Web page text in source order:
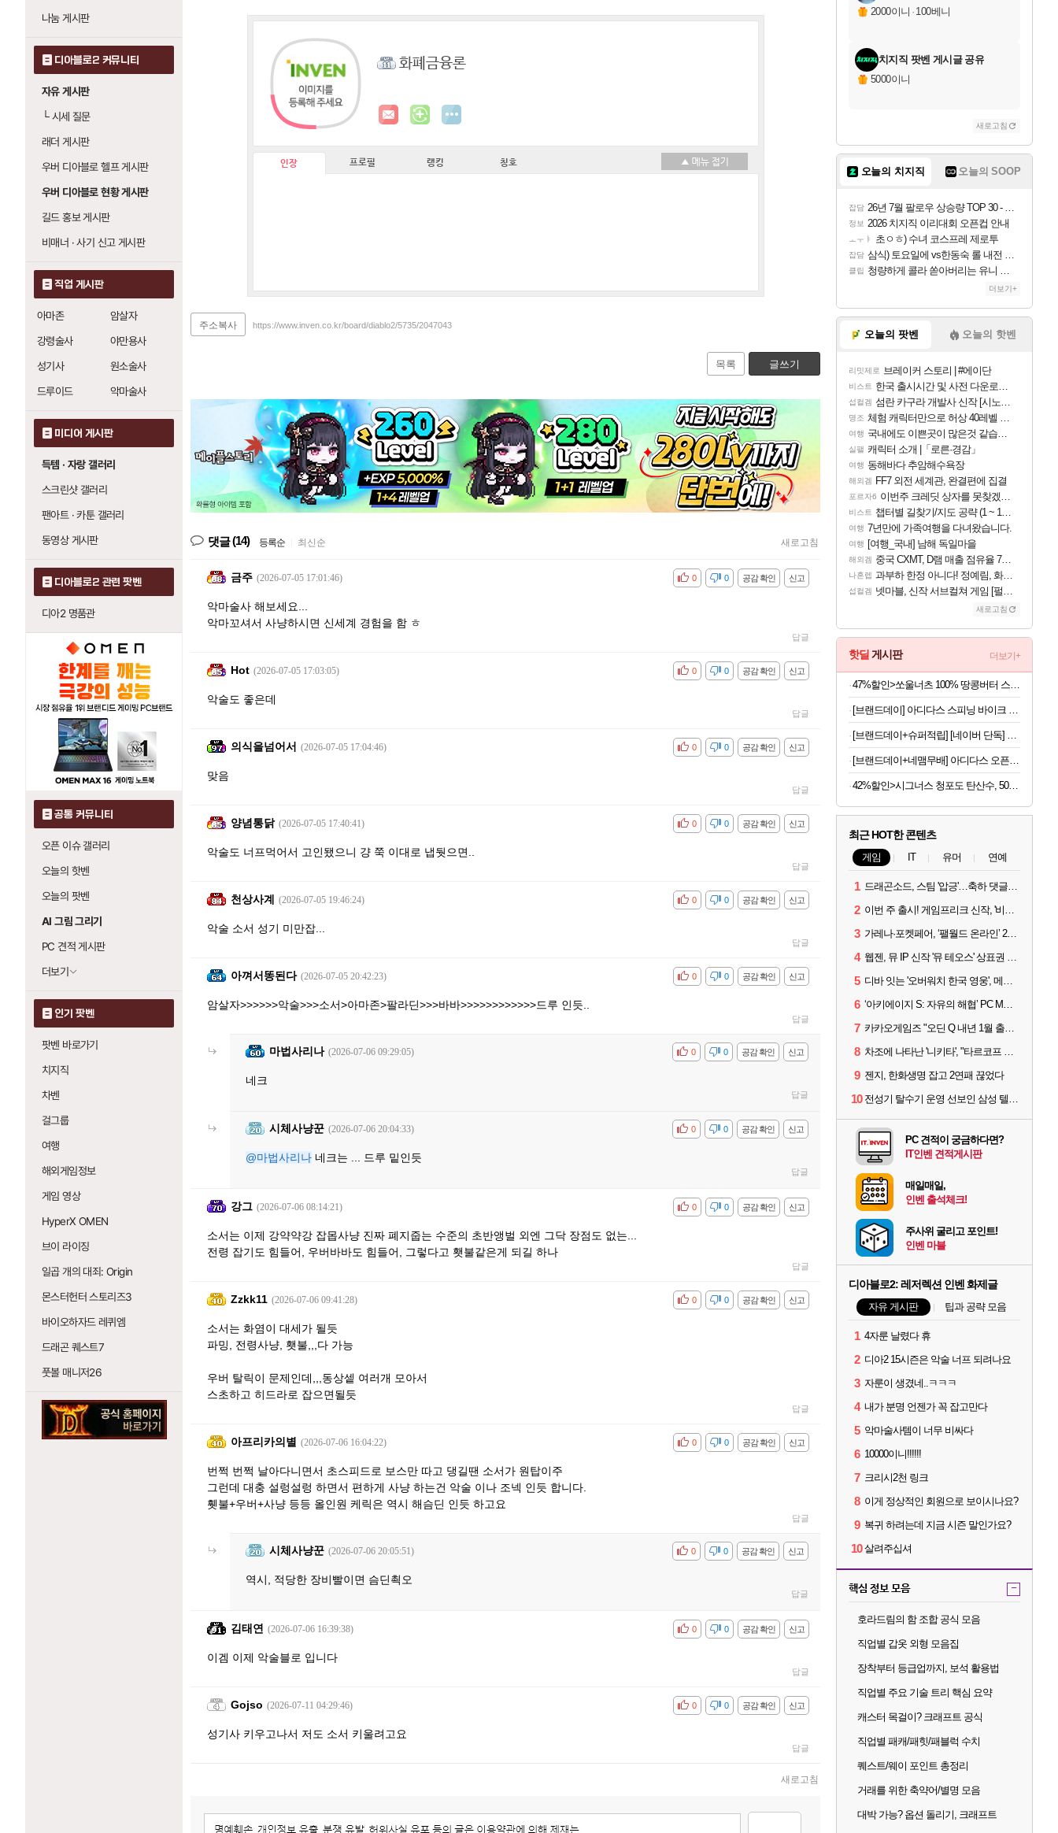
나눔 게시판
디아블로2 커뮤니티
자유 게시판
└시세 질문
래더 게시판
우버 디아블로 헬프 게시판
우버 디아블로 현황 게시판
길드 홍보 게시판
비매너 · 사기 신고 게시판
직업 게시판
아마존
암살자
강령술사
야만용사
성기사
원소술사
드루이드
악마술사
미디어 게시판
득템 · 자랑 갤러리
스크린샷 갤러리
팬아트 · 카툰 갤러리
동영상 게시판
디아블로2 관련 팟벤
디아2 명품관
공통 커뮤니티
오픈 이슈 갤러리
오늘의 핫벤
오늘의 팟벤
AI 그림 그리기
PC 견적 게시판
더보기
인기 팟벤
팟벤 바로가기
치지직
차벤
걸그룹
여행
해외게임정보
게임 영상
HyperX OMEN
브이 라이징
일곱 개의 대죄: Origin
몬스터헌터 스토리즈3
바이오하자드 레퀴엠
드래곤 퀘스트7
풋볼 매니저26
화폐금융론
인장 프로필 랭킹 칭호
주소복사 https://www.inven.co.kr/board/diablo2/5735/2047043
목록 글쓰기
댓글(14) 등록순 최신순 새로고침
금주 (2026-07-05 17:01:46) 신고
공감 확인
비공감 0
0
악마술사 해보세요...
악마꼬셔서 사냥하시면 신세계 경험을 함 ㅎ
답글
Hot (2026-07-05 17:03:05) 신고
공감 확인
비공감 0
0
악술도 좋은데
답글
의식을넘어서 (2026-07-05 17:04:46) 신고
공감 확인
비공감 0
0
맞음
답글
양념통닭 (2026-07-05 17:40:41) 신고
공감 확인
비공감 0
0
악술도 너프먹어서 고인됐으니 걍 쭉 이대로 냅둿으면..
답글
천상사계 (2026-07-05 19:46:24) 신고
공감 확인
비공감 0
0
악술 소서 성기 미만잡...
답글
아껴서똥된다 (2026-07-05 20:42:23) 신고
공감 확인
비공감 0
0
암살자>>>>>>악술>>>소서>아마존>팔라딘>>>바바>>>>>>>>>>>>드루 인듯..
답글
마법사리나 (2026-07-06 09:29:05) 신고
공감 확인
비공감 0
0
네크
답글
시체사냥꾼 (2026-07-06 20:04:33) 신고
공감 확인
비공감 0
0
@마법사리나 네크는 ... 드루 밑인듯
답글
강그 (2026-07-06 08:14:21) 신고
공감 확인
비공감 0
0
소서는 이제 강약약강 잡몹사냥 진짜 폐지줍는 수준의 초반앵벌 외엔 그닥 장점도 없는...
전령 잡기도 힘들어, 우버바바도 힘들어, 그렇다고 횃불같은게 되길 하나
답글
Zzkk11 (2026-07-06 09:41:28) 신고
공감 확인
비공감 0
0
소서는 화염이 대세가 될듯
파밍, 전령사냥, 횃불,,,다 가능
우버 탈릭이 문제인데,,,동상셑 여러개 모아서
스초하고 히드라로 잡으면될듯
답글
아프리카의별 (2026-07-06 16:04:22) 신고
공감 확인
비공감 0
0
번쩍 번쩍 날아다니면서 초스피드로 보스만 따고 댕길땐 소서가 원탑이주
그런데 대충 설렁설렁 하면서 편하게 사냥 하는건 악술 이나 조넥 인듯 합니다.
휏불+우버+사냥 등등 올인원 케릭은 역시 해슴딘 인듯 하고요
답글
시체사냥꾼 (2026-07-06 20:05:51) 신고
공감 확인
비공감 0
0
역시, 적당한 장비빨이면 슴딘쵝오
답글
김태연 (2026-07-06 16:39:38) 신고
공감 확인
비공감 0
0
이겜 이제 악술블로 입니다
답글
Gojso (2026-07-11 04:29:46) 신고
공감 확인
비공감 0
0
성기사 키우고나서 저도 소서 키울려고요
답글
새로고침
2000이니 · 100베니
치지직 팟벤 게시글 공유
5000이니
새로고침
오늘의 치지직 오늘의 SOOP
잡담 26년 7월 팔로우 상승량 TOP 30 - 월간 치지직
정보 2026 치지직 이리대회 오픈컵 안내
ㅗㅜㅑ 초ㅇㅎ) 수녀 코스프레 제로투
잡담 삼식) 토요일에 vs한동숙 롤 내전 예정
클립 청량하게 콜라 쏟아버리는 유니 ㅋㅋㅋ
더보기+
오늘의 팟벤 오늘의 핫벤
리밋제로 브레이커 스토리 | #에이단
비스트 한국 출시시간 및 사전 다운로드 진행 - 비스트 오브 리인카네이션
섭컬겜 섬란 카구라 개발사 신작 [시노비 넥서스] 연내 출시 예정
명조 체험 캐릭터만으로 허상 40레벨 하이와티아 5분 컷!｜에이메스·린네·모니에 명함
여행 국내에도 이쁜곳이 많은것 같습니다
실팰 캐릭터 소개 |「로른·경감」
여행 동해바다 추암해수욕장
해외겜 FF7 외전 세계관, 완결편에 집결
포르자6 이번주 크레딧 상자를 못찾겠어요
비스트 챕터별 길찾기/지도 공략 (1 ~ 12장)
여행 7년만에 가족여행을 다녀왔습니다.
여행 [여행_국내] 남해 독일마을
해외겜 중국 CXMT, D램 매출 점유율 7%…글로벌 4위로 부상
나혼렙 과부하 한정 아니다! 정예림, 화속성 서포터 세대 교체
섭컬겜 넷마블, 신작 서브컬쳐 게임 [펄 인 블루] 티저 사이트 오픈
새로고침
핫딜 게시판 더보기+
42%할인>시그너스 청포도 탄산수, 500ml, 20개
최근 HOT한 콘텐츠
게임 IT 유머 연예
1 드래곤소드, 스팀 '압긍'…축하 댓글 달고 게임 코드 받자!
2 이번 주 출시! 게임프리크 신작, '비스트 오브 리인카네이션'
3 가레나·포켓페어, ‘팰월드 온라인’ 2026년 출시 예고
4 웹젠, 뮤 IP 신작 '뮤 테오스' 상표권 출원
5 디바 잇는 '오버워치 한국 영웅', 메카 파일럿 디몬 나온다
6 ‘아키에이지 S: 자유의 해협’ PC MMORPG로 개발한다
7 카카오게임즈 "오딘 Q 내년 1월 출시, 연기는 없다"
8 차조에 나타난 '니키타', "타르코프 PvE 프레스티지 연내 출시 목표"
9 젠지, 한화생명 잡고 2연패 끊었다
10 전성기 탈수기 운영 선보인 삼성 텔레콤, 3:0 완승
PC 견적이 궁금하다면?
IT인벤 견적게시판
매일매일,
인벤 출석체크!
주사위 굴리고 포인트!
인벤 마블
디아블로2: 레저렉션 인벤 화제글
자유 게시판 팁과 공략 모음
1 4자룬 날렸다 휴
2 디아2 15시즌은 악술 너프 되려나요
3 자룬이 생겼네..ㅋㅋㅋ
4 내가 분명 언젠가 꼭 잡고만다
5 악마술사템이 너무 비싸다
6 10000이니!!!!!!
7 크리시2천 링크
8 이게 정상적인 회원으로 보이시나요?
9 복귀 하려는데 지금 시즌 말인가요?
10 살려주십셔
핵심 정보 모음 -
호라드림의 함 조합 공식 모음
직업별 갑옷 외형 모음집
장착부터 등급업까지, 보석 활용법
직업별 주요 기술 트리 핵심 요약
캐스터 목걸이? 크래프트 공식
직업별 패캐/패힛/패블럭 수치
퀘스트/웨이 포인트 총정리
거래를 위한 축약어/별명 모음
대박 가능? 옵션 돌리기, 크래프트